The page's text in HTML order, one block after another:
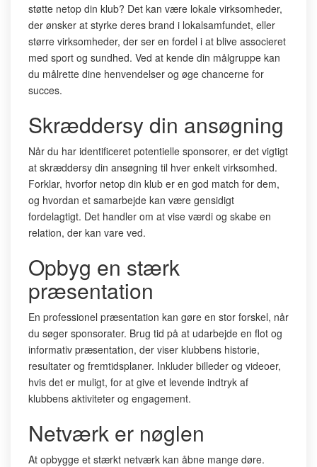
støtte netop din klub? Det kan være lokale virksomheder,
der ønsker at styrke deres brand i lokalsamfundet, eller
større virksomheder, der ser en fordel i at blive associeret
med sport og sundhed. Ved at kende din målgruppe kan
du målrette dine henvendelser og øge chancerne for
succes.
Skræddersy din ansøgning
Når du har identificeret potentielle sponsorer, er det vigtigt
at skræddersy din ansøgning til hver enkelt virksomhed.
Forklar, hvorfor netop din klub er en god match for dem,
og hvordan et samarbejde kan være gensidigt
fordelagtigt. Det handler om at vise værdi og skabe en
relation, der kan vare ved.
Opbyg en stærk
præsentation
En professionel præsentation kan gøre en stor forskel, når
du søger sponsorater. Brug tid på at udarbejde en flot og
informativ præsentation, der viser klubbens historie,
resultater og fremtidsplaner. Inkluder billeder og videoer,
hvis det er muligt, for at give et levende indtryk af
klubbens aktiviteter og engagement.
Netværk er nøglen
At opbygge et stærkt netværk kan åbne mange døre.